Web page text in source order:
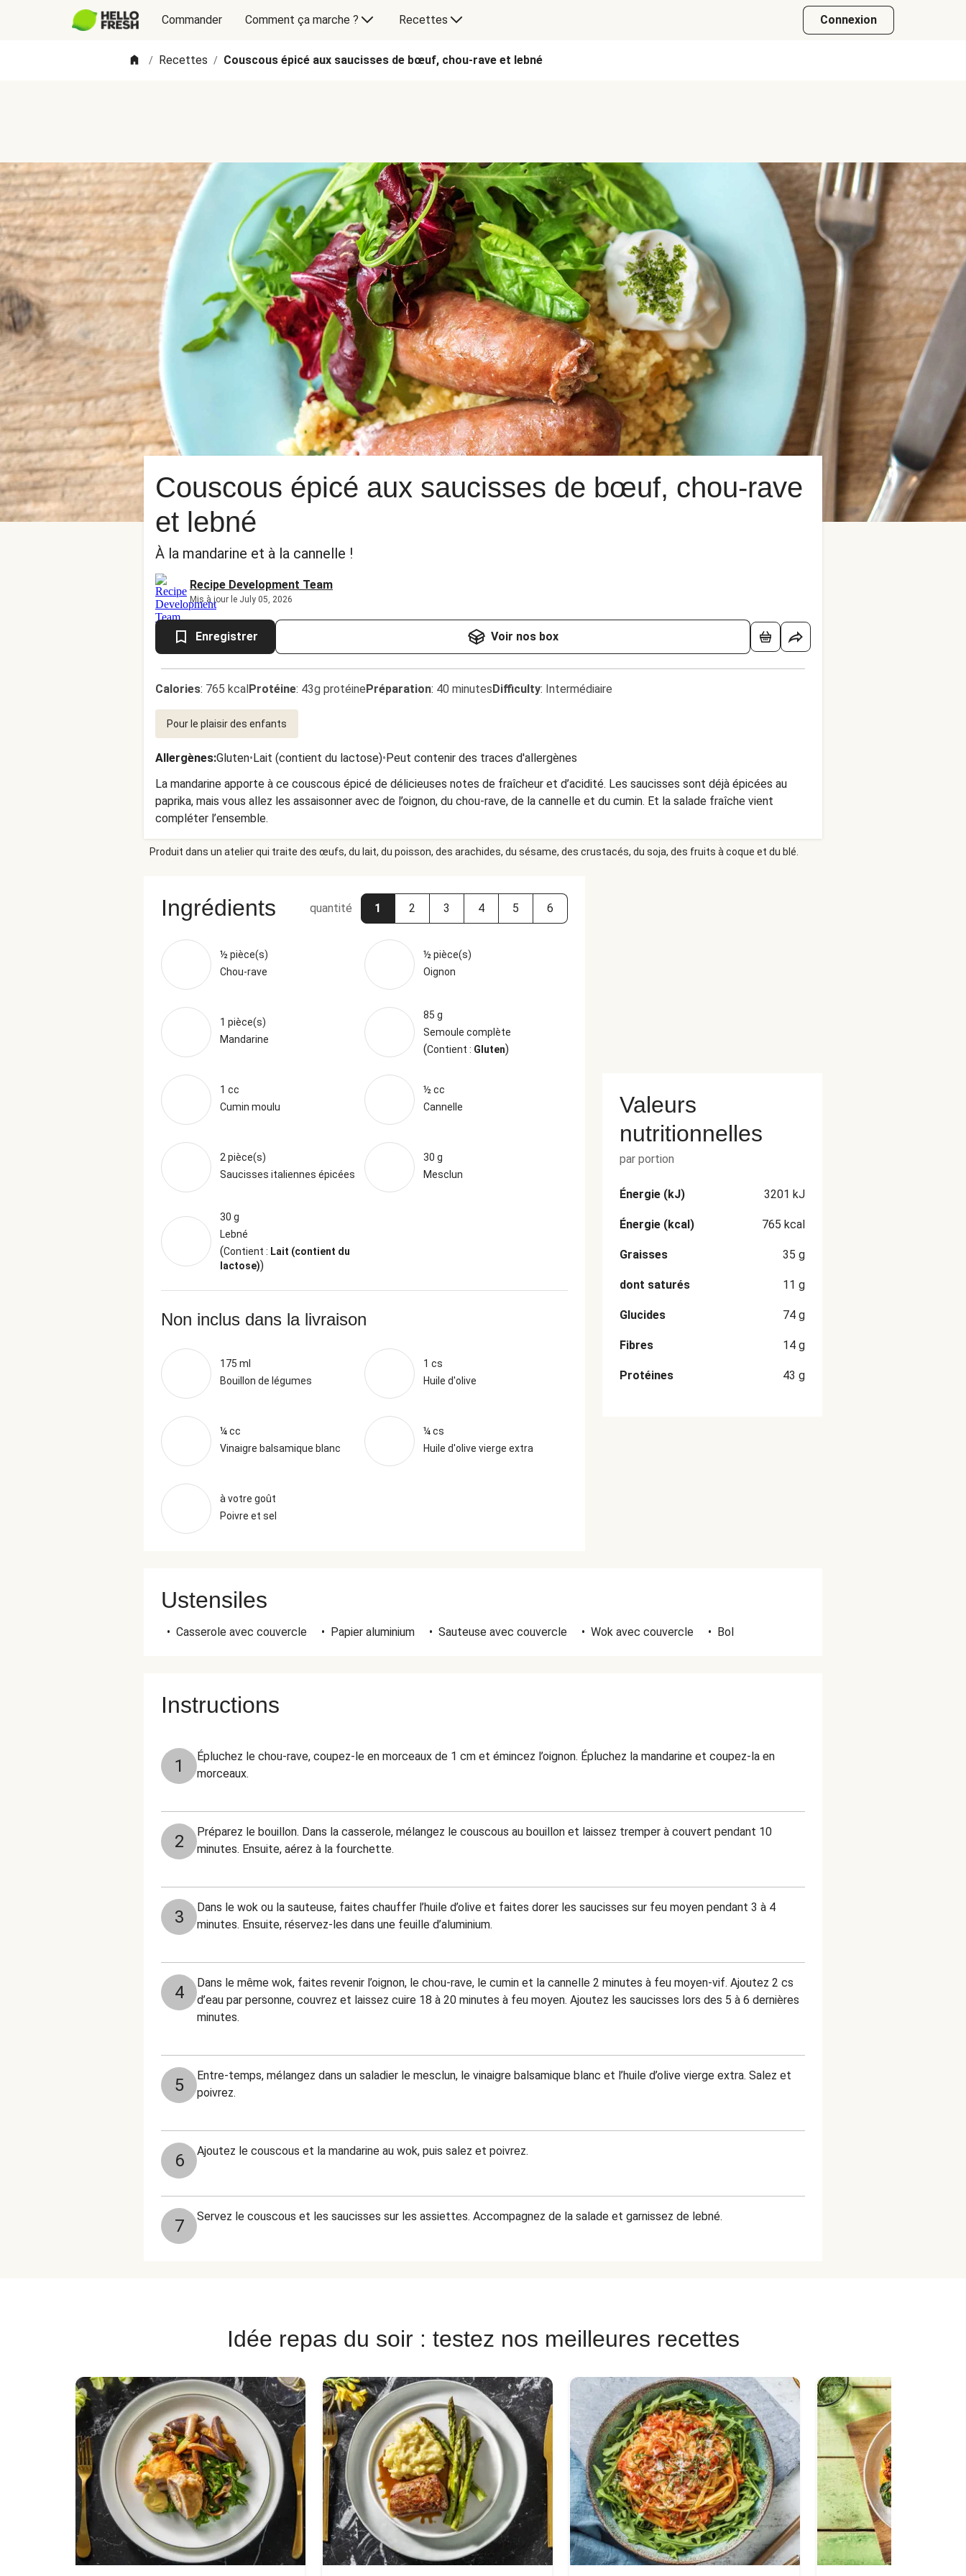
Commander Comment ça marche ? Recettes Connexion
/ Recettes / Couscous épicé aux saucisses de bœuf, chou-rave et lebné
Couscous épicé aux saucisses de bœuf, chou-rave
et lebné
À la mandarine et à la cannelle !
Recipe Development Team
Mis à jour le July 05, 2026
Enregistrer Voir nos box
Calories: 765 kcalProtéine: 43g protéinePréparation: 40 minutesDifficulty: Intermédiaire
Pour le plaisir des enfants
Allergènes:Gluten•Lait (contient du lactose)•Peut contenir des traces d'allergènes
La mandarine apporte à ce couscous épicé de délicieuses notes de fraîcheur et d’acidité. Les saucisses sont déjà épicées au
paprika, mais vous allez les assaisonner avec de l’oignon, du chou-rave, de la cannelle et du cumin. Et la salade fraîche vient
compléter l’ensemble.
Produit dans un atelier qui traite des œufs, du lait, du poisson, des arachides, du sésame, des crustacés, du soja, des fruits à coque et du blé.
Ingrédients quantité 1 2 3 4 5 6
½ pièce(s)
Chou-rave
½ pièce(s)
Oignon
1 pièce(s)
Mandarine
85 g
Semoule complète
(Contient : Gluten)
1 cc
Cumin moulu
½ cc
Cannelle
2 pièce(s)
Saucisses italiennes épicées
30 g
Mesclun
30 g
Lebné
(Contient : Lait (contient du
lactose))
Non inclus dans la livraison
175 ml
Bouillon de légumes
1 cs
Huile d'olive
¼ cc
Vinaigre balsamique blanc
¼ cs
Huile d'olive vierge extra
à votre goût
Poivre et sel
Valeurs
nutritionnelles
par portion
Énergie (kJ) 3201 kJ
Énergie (kcal) 765 kcal
Graisses 35 g
dont saturés 11 g
Glucides 74 g
Fibres 14 g
Protéines 43 g
Ustensiles
• Casserole avec couvercle • Papier aluminium • Sauteuse avec couvercle • Wok avec couvercle • Bol
Instructions
1
Épluchez le chou-rave, coupez-le en morceaux de 1 cm et émincez l’oignon. Épluchez la mandarine et coupez-la en
morceaux.
2
Préparez le bouillon. Dans la casserole, mélangez le couscous au bouillon et laissez tremper à couvert pendant 10
minutes. Ensuite, aérez à la fourchette.
3
Dans le wok ou la sauteuse, faites chauffer l’huile d’olive et faites dorer les saucisses sur feu moyen pendant 3 à 4
minutes. Ensuite, réservez-les dans une feuille d’aluminium.
4
Dans le même wok, faites revenir l’oignon, le chou-rave, le cumin et la cannelle 2 minutes à feu moyen-vif. Ajoutez 2 cs
d’eau par personne, couvrez et laissez cuire 18 à 20 minutes à feu moyen. Ajoutez les saucisses lors des 5 à 6 dernières
minutes.
5
Entre-temps, mélangez dans un saladier le mesclun, le vinaigre balsamique blanc et l’huile d’olive vierge extra. Salez et
poivrez.
6 Ajoutez le couscous et la mandarine au wok, puis salez et poivrez.
7 Servez le couscous et les saucisses sur les assiettes. Accompagnez de la salade et garnissez de lebné.
Idée repas du soir : testez nos meilleures recettes